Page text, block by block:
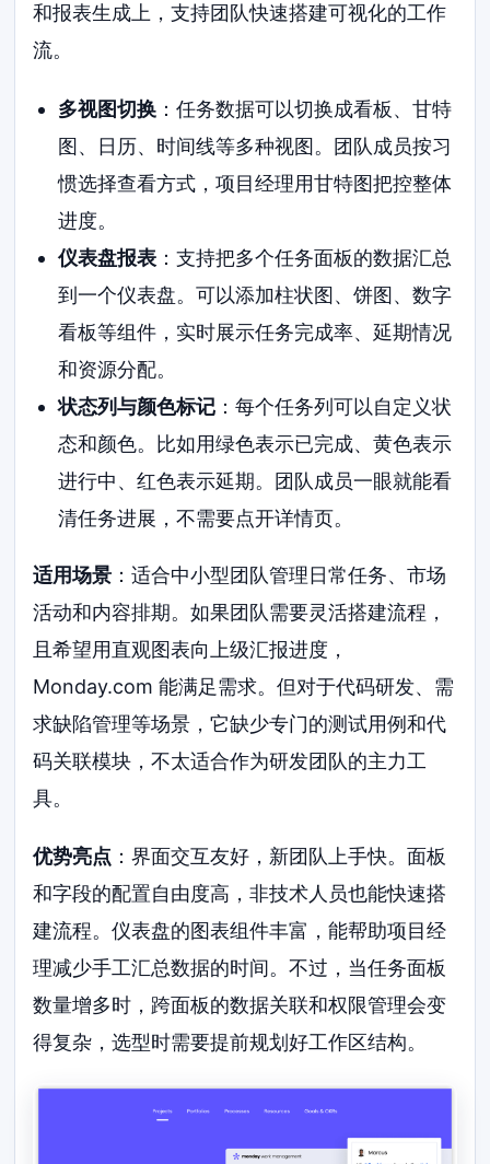
和报表生成上，支持团队快速搭建可视化的工作
流。
多视图切换：任务数据可以切换成看板、甘特
图、日历、时间线等多种视图。团队成员按习
惯选择查看方式，项目经理用甘特图把控整体
进度。
仪表盘报表：支持把多个任务面板的数据汇总
到一个仪表盘。可以添加柱状图、饼图、数字
看板等组件，实时展示任务完成率、延期情况
和资源分配。
状态列与颜色标记：每个任务列可以自定义状
态和颜色。比如用绿色表示已完成、黄色表示
进行中、红色表示延期。团队成员一眼就能看
清任务进展，不需要点开详情页。
适用场景 ：适合中小型团队管理日常任务、市场
活动和内容排期。如果团队需要灵活搭建流程，
且希望用直观图表向上级汇报进度，
Monday.com 能满足需求。但对于代码研发、需
求缺陷管理等场景，它缺少专门的测试用例和代
码关联模块，不太适合作为研发团队的主力工
具。
优势亮点 ：界面交互友好，新团队上手快。面板
和字段的配置自由度高，非技术人员也能快速搭
建流程。仪表盘的图表组件丰富，能帮助项目经
理减少手工汇总数据的时间。不过，当任务面板
数量增多时，跨面板的数据关联和权限管理会变
得复杂，选型时需要提前规划好工作区结构。